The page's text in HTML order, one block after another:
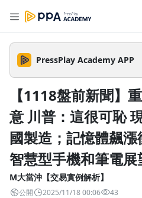
註冊領取 上
公
🌞 PPA 避暑津貼．冷氣
🥵 酷暑限時快閃｜單筆滿
2% 點數回饋！🚀 酷暑來襲
進修 限時開跑】◾單筆滿
即日起 - 8/13（只有一週）-
無上限🔥購買任一課程 or 訂
$5,000 回饋 2% 點數🎁 此為
入好友👉 享有「渠道專屬活
5 天前
查看
PressPlay Academy APP
【1118盤前新聞】
意 川普：這很可恥
國製造；記憶體飆
智慧型手機和筆電展
M大當沖【交易實例解析】
公開 2025/11/18 00:06 43
--:--
1.0x
播放速度
追蹤列表
返回播
清除全部